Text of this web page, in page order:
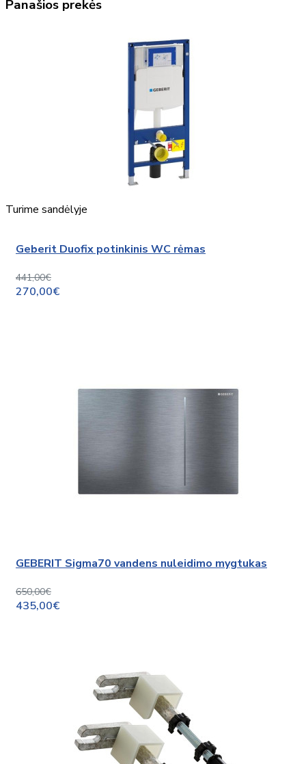
Panašios prekės
Turime sandėlyje
Geberit Duofix potinkinis WC rėmas
441,00€
270,00€
GEBERIT Sigma70 vandens nuleidimo mygtukas
650,00€
435,00€